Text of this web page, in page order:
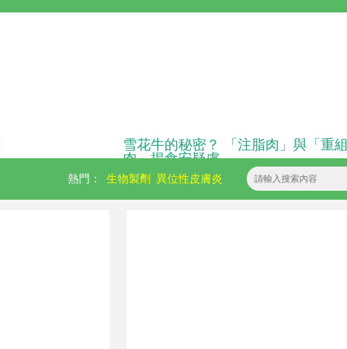
雪花牛的秘密？ 「注脂肉」與「重
肉」揭食安疑慮
異位性皮膚炎
生物製劑
熱門：